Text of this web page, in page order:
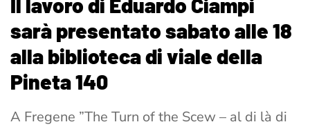
Il lavoro di Eduardo Ciampi
sarà presentato sabato alle 18
alla biblioteca di viale della
Pineta 140
A Fregene ”The Turn of the Scew – al di là di